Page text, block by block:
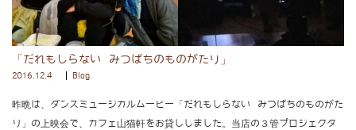
「だれもしらない みつばちのものがたり」
2016.12.4 Blog
昨晩は、ダンスミュージカルムービー「だれもしらない みつばちのものがた
り」の上映会で、カフェ山猫軒をお貸ししました。当店の３管プロジェクタ